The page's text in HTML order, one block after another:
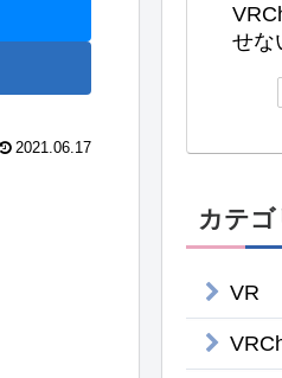
2021.06.17
せな
カテゴ
VR